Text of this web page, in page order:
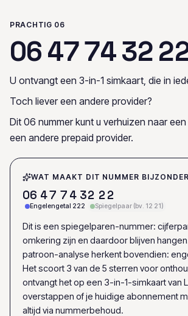
PRACHTIG 06
064774322
U ontvangt een 3-in-1 simkaart, die in
Toch liever een andere provider?
Dit 06 nummer kunt u verhuizen naar
een andere prepaid provider.
WAT MAAKT DIT NUMMER
06 47 7 4 32 22
Engelengetal 222 Spiegelpaar (bv. 12 21)
Dit is een spiegelparen-nummer:
omkering zijn en daardoor blijven
patroon-analyse herkent bovendien:
Het scoort 3 van de 5 sterren voor
ontvangt het op een 3-in-1-simkaart van
overstappen of je huidige abonnement
altijd via nummerbehoud.